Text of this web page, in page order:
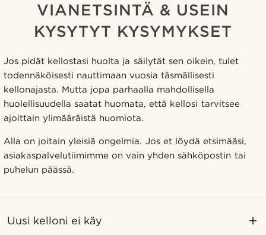
VIANETSINTÄ & USEIN
KYSYTYT KYSYMYKSET
Jos pidät kellostasi huolta ja säilytät sen oikein, tulet
todennäköisesti nauttimaan vuosia täsmällisesti
kellonajasta. Mutta jopa parhaalla mahdollisella
huolellisuudella saatat huomata, että kellosi tarvitsee
ajoittain ylimääräistä huomiota.
Alla on joitain yleisiä ongelmia. Jos et löydä etsimääsi,
asiakaspalvelutiimimme on vain yhden sähköpostin tai
puhelun päässä.
Uusi kelloni ei käy